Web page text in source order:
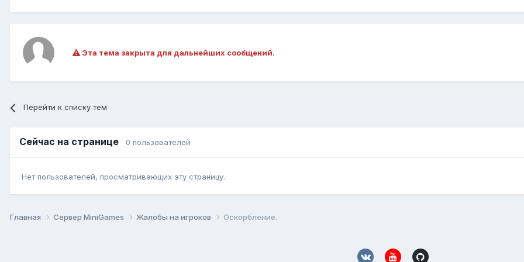
Эта тема закрыта для дальнейших сообщений.
Перейти к списку тем
Сейчас на странице 0 пользователей
Нет пользователей, просматривающих эту страницу.
Главная Сервер MiniGames Жалобы на игроков Оскорбление.